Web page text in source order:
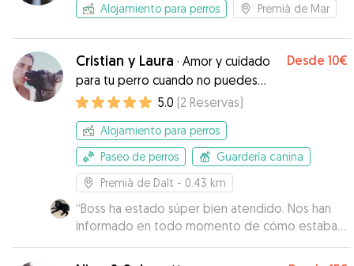
Alojamiento para perros Premià de Mar
Cristian y Laura · Amor y cuidado
para tu perro cuando no puedes
estar allí
Desde 10€
5.0 (2 Reservas)
Alojamiento para perros
Paseo de perros
Guardería canina
Premià de Dalt - 0.43 km
“Boss ha estado súper bien atendido. Nos han
informado en todo momento de cómo estaba
con vídeos y audios. Han sido súper cariñosos
con él. Volveremos a dejar a Boss con ellos sin